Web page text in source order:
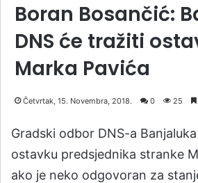
Boran Bosančić:
DNS će tražiti
Marka Pavića
Četvrtak, 15. Novembra, 2018. 0 25
Gradski odbor DNS-a
ostavku predsjednika stranke
ako je neko odgovoran za